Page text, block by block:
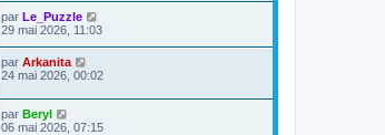
par Le_Puzzle
29 mai 2026, 11:03
par Arkanita
24 mai 2026, 00:02
par Beryl
06 mai 2026, 07:15